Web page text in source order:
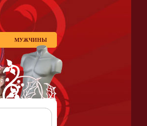
МУЖЧИНЫ